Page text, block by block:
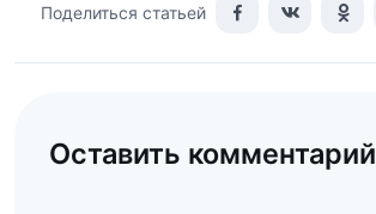
Поделиться статьей
Оставить комментарий